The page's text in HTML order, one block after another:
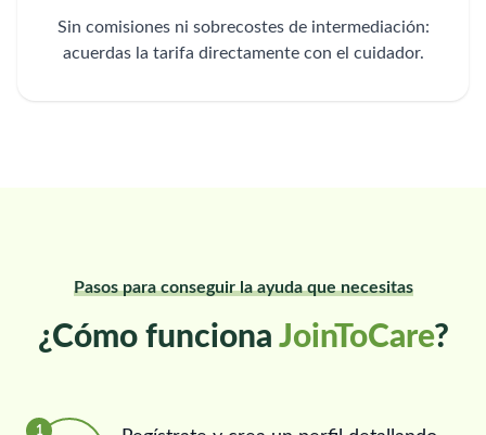
Sin comisiones ni sobrecostes de intermediación:
acuerdas la tarifa directamente con el cuidador.
Pasos para conseguir la ayuda que necesitas
¿Cómo funciona JoinToCare?
1